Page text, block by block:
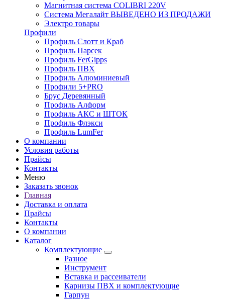
Магнитная система COLIBRI 220V
Система Мегалайт ВЫВЕДЕНО ИЗ ПРОДАЖИ
Электро товары
Профили
Профиль Слотт и Краб
Профиль Парсек
Профиль FerGipps
Профиль ПВХ
Профиль Алюминиевый
Профили 5+PRO
Брус Деревянный
Профиль Алформ
Профиль АКС и ШТОК
Профиль Флэкси
Профиль LumFer
О компании
Условия работы
Прайсы
Контакты
Меню
Заказать звонок
Главная
Доставка и оплата
Прайсы
Контакты
О компании
Каталог
Комплектующие
Разное
Инструмент
Вставка и рассеиватели
Карнизы ПВХ и комплектующие
Гарпун